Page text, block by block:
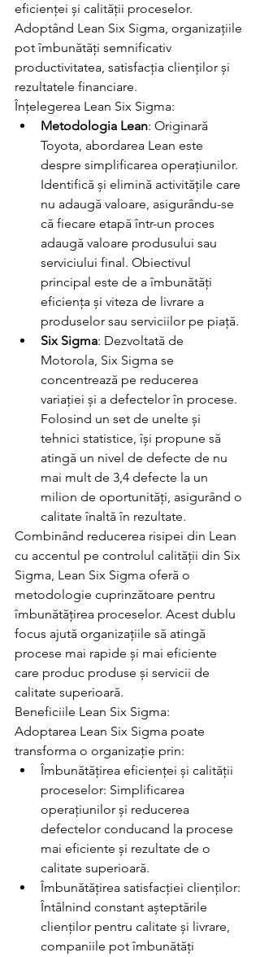
eficienței și calității proceselor.
Adoptând Lean Six Sigma, organizațiile
pot îmbunătăți semnificativ
productivitatea, satisfacția clienților și
rezultatele financiare.
Înțelegerea Lean Six Sigma:
Metodologia Lean: Originară
Toyota, abordarea Lean este
despre simplificarea operațiunilor.
Identifică și elimină activitățile care
nu adaugă valoare, asigurându-se
că fiecare etapă într-un proces
adaugă valoare produsului sau
serviciului final. Obiectivul
principal este de a îmbunătăți
eficiența și viteza de livrare a
produselor sau serviciilor pe piață.
Six Sigma: Dezvoltată de
Motorola, Six Sigma se
concentrează pe reducerea
variației și a defectelor în procese.
Folosind un set de unelte și
tehnici statistice, își propune să
atingă un nivel de defecte de nu
mai mult de 3,4 defecte la un
milion de oportunități, asigurând o
calitate înaltă în rezultate.
Combinând reducerea risipei din Lean
cu accentul pe controlul calității din Six
Sigma, Lean Six Sigma oferă o
metodologie cuprinzătoare pentru
îmbunătățirea proceselor. Acest dublu
focus ajută organizațiile să atingă
procese mai rapide și mai eficiente
care produc produse și servicii de
calitate superioară.
Beneficiile Lean Six Sigma:
Adoptarea Lean Six Sigma poate
transforma o organizație prin:
Îmbunătățirea eficienței și calității
proceselor: Simplificarea
operațiunilor și reducerea
defectelor conducand la procese
mai eficiente și rezultate de o
calitate superioară.
Îmbunătățirea satisfacției clienților:
Întâlnind constant așteptările
clienților pentru calitate și livrare,
companiile pot îmbunătăți